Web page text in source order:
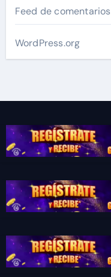
Feed de comentarios
WordPress.org